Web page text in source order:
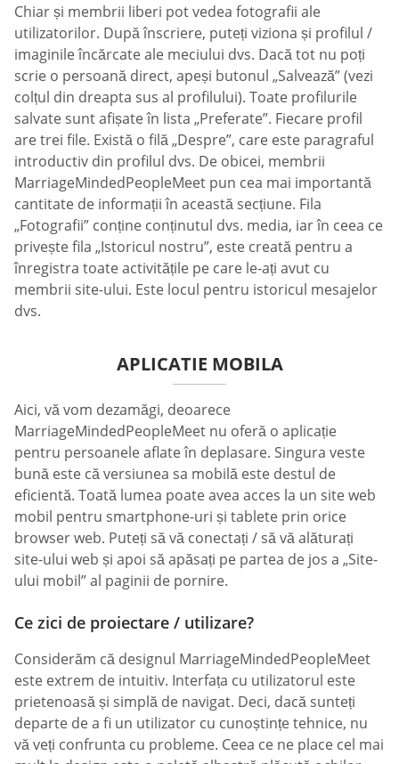
Chiar și membrii liberi pot vedea fotografii ale
utilizatorilor. După înscriere, puteți viziona și profilul /
imaginile încărcate ale meciului dvs. Dacă tot nu poți
scrie o persoană direct, apeși butonul „Salvează” (vezi
colțul din dreapta sus al profilului). Toate profilurile
salvate sunt afișate în lista „Preferate”. Fiecare profil
are trei file. Există o filă „Despre”, care este paragraful
introductiv din profilul dvs. De obicei, membrii
MarriageMindedPeopleMeet pun cea mai importantă
cantitate de informații în această secțiune. Fila
„Fotografii” conține conținutul dvs. media, iar în ceea ce
privește fila „Istoricul nostru”, este creată pentru a
înregistra toate activitățile pe care le-ați avut cu
membrii site-ului. Este locul pentru istoricul mesajelor
dvs.
APLICATIE MOBILA
Aici, vă vom dezamăgi, deoarece
MarriageMindedPeopleMeet nu oferă o aplicație
pentru persoanele aflate în deplasare. Singura veste
bună este că versiunea sa mobilă este destul de
eficientă. Toată lumea poate avea acces la un site web
mobil pentru smartphone-uri și tablete prin orice
browser web. Puteți să vă conectați / să vă alăturați
site-ului web și apoi să apăsați pe partea de jos a „Site-
ului mobil” al paginii de pornire.
Ce zici de proiectare / utilizare?
Considerăm că designul MarriageMindedPeopleMeet
este extrem de intuitiv. Interfața cu utilizatorul este
prietenoasă și simplă de navigat. Deci, dacă sunteți
departe de a fi un utilizator cu cunoștințe tehnice, nu
vă veți confrunta cu probleme. Ceea ce ne place cel mai